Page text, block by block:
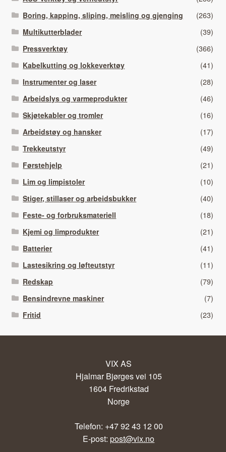
Boring, kapping, sliping, meisling og gjenging
(263)
Multikutterblader
(39)
Pressverktøy
(366)
Kabelkutting og lokkeverktøy
(41)
Instrumenter og laser
(28)
Arbeidslys og varmeprodukter
(46)
Skjøtekabler og tromler
(16)
Arbeidstøy og hansker
(17)
Trekkeutstyr
(49)
Førstehjelp
(21)
Lim og limpistoler
(10)
Stiger, stillaser og arbeidsbukker
(40)
Feste- og forbruksmateriell
(18)
Kjemi og limprodukter
(21)
Batterier
(41)
Lastesikring og løfteutstyr
(11)
Redskap
(79)
Bensindrevne maskiner
(7)
Fritid
(23)
VIX AS
Hjalmar Bjørges vei 105
1604 Fredrikstad
Norge
Telefon: +47 92 43 12 00
E-post:post@vix.no